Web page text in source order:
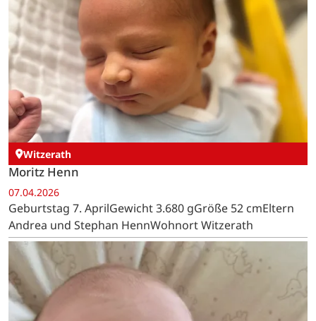
Witzerath
Moritz Henn
07.04.2026
Geburtstag 7. AprilGewicht 3.680 gGröße 52 cmEltern
Andrea und Stephan HennWohnort Witzerath